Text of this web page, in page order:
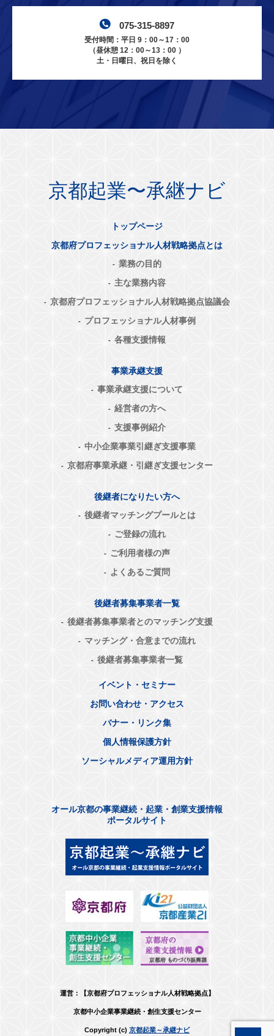
075-315-8897
受付時間：平日 9：00～17：00
（昼休憩 12：00～13：00 ）
土・日曜日、祝日を除く
京都起業〜承継ナビ
トップページ
京都府プロフェッショナル人材戦略拠点とは
業務の目的
主な業務内容
京都府プロフェッショナル人材戦略拠点協議会
プロフェッショナル人材事例
各種支援情報
事業承継支援
事業承継支援について
経営者の方へ
支援事例紹介
中小企業事業引継ぎ支援事業
京都府事業承継・引継ぎ支援センター
後継者になりたい方へ
後継者マッチングプールとは
ご登録の流れ
ご利用者様の声
よくあるご質問
後継者募集事業者一覧
後継者募集事業者とのマッチング支援
マッチング・合意までの流れ
後継者募集事業者一覧
イベント・セミナー
お問い合わせ・アクセス
バナー・リンク集
個人情報保護方針
ソーシャルメディア運用方針
オール京都の事業継続・起業・創業支援情報
ポータルサイト
運営：【京都府プロフェッショナル人材戦略拠点】
京都中小企業事業継続・創生支援センター
Copyright (c) 京都起業～承継ナビ